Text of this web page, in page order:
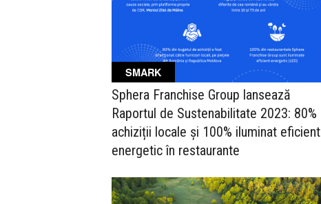
SMARK
Sphera Franchise Group lansează
Raportul de Sustenabilitate 2023: 80%
achiziții locale și 100% iluminat eficient
energetic în restaurante